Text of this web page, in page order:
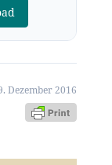
Dezember 2016